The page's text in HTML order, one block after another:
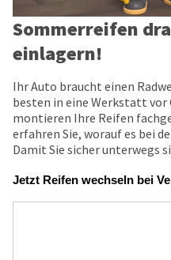
Sommerreifen
einlagern!
Ihr Auto braucht einen
besten in eine Werkstatt
montieren Ihre Reifen
erfahren Sie, worauf es bei
Damit Sie sicher unterwegs
Jetzt Reifen wechseln bei